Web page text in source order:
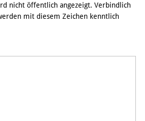
nicht öffentlich angezeigt. Verbindlich
mit diesem Zeichen kenntlich